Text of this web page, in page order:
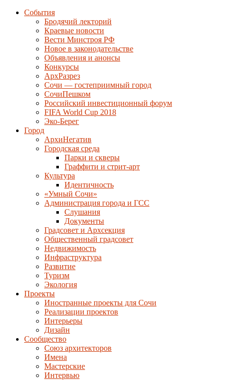
События
Бродячий лекторий
Краевые новости
Вести Минстроя РФ
Новое в законодательстве
Объявления и анонсы
Конкурсы
АрхРазрез
Сочи — гостеприимный город
СочиПешком
Российский инвестиционный форум
FIFA World Cup 2018
Эко-Берег
Город
АрхиНегатив
Городская среда
Парки и скверы
Граффити и стрит-арт
Культура
Идентичность
«Умный Сочи»
Администрация города и ГСС
Слушания
Документы
Градсовет и Архсекция
Общественный градсовет
Недвижимость
Инфраструктура
Развитие
Туризм
Экология
Проекты
Иностранные проекты для Сочи
Реализации проектов
Интерьеры
Дизайн
Сообщество
Союз архитекторов
Имена
Мастерские
Интервью